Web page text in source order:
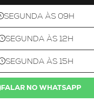
SEGUNDA ÀS 09H
SEGUNDA ÀS 12H
SEGUNDA ÀS 15H
FALAR NO WHATSAPP